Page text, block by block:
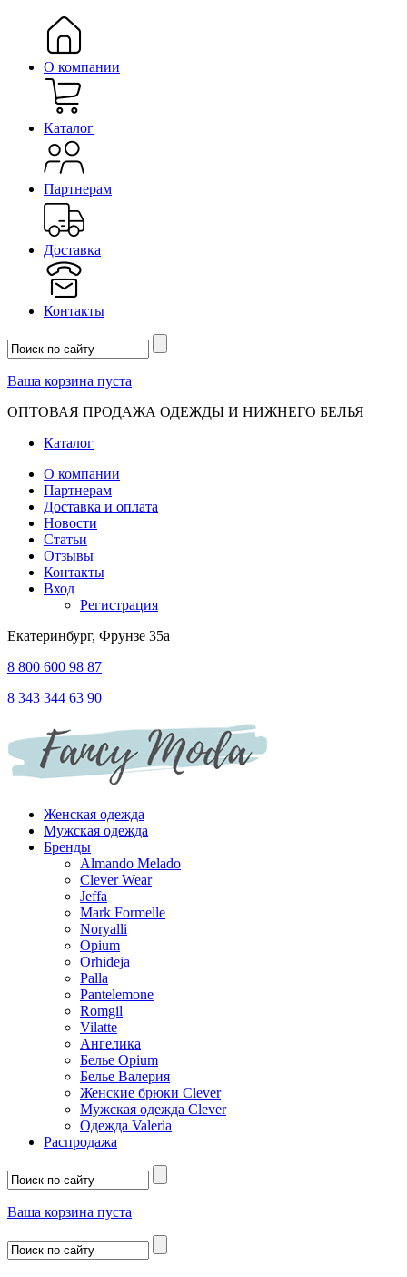
О компании
Каталог
Партнерам
Доставка
Контакты
Ваша корзина пуста
ОПТОВАЯ ПРОДАЖА ОДЕЖДЫ И НИЖНЕГО БЕЛЬЯ
Каталог
О компании
Партнерам
Доставка и оплата
Новости
Статьи
Отзывы
Контакты
Вход
Регистрация
Екатеринбург, Фрунзе 35а
8 800 600 98 87
8 343 344 63 90
Женская одежда
Мужская одежда
Бренды
Almando Melado
Clever Wear
Jeffa
Mark Formelle
Noryalli
Opium
Orhideja
Palla
Pantelemone
Romgil
Vilatte
Ангелика
Белье Opium
Белье Валерия
Женские брюки Clever
Мужская одежда Clever
Одежда Valeria
Распродажа
Ваша корзина пуста